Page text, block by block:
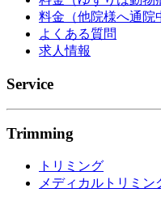
料金（他院様へ通院
よくある質問
求人情報
Service
Trimming
トリミング
メディカルトリミン